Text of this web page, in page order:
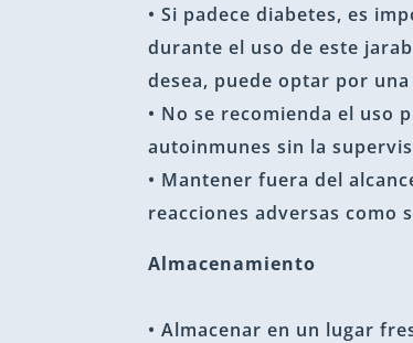
• Si padece diabetes, es
durante el uso de este
desea, puede optar por
• No se recomienda el uso
autoinmunes sin la
• Mantener fuera del
reacciones adversas
Almacenamiento
• Almacenar en un lugar